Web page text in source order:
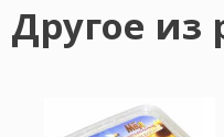
Другое из